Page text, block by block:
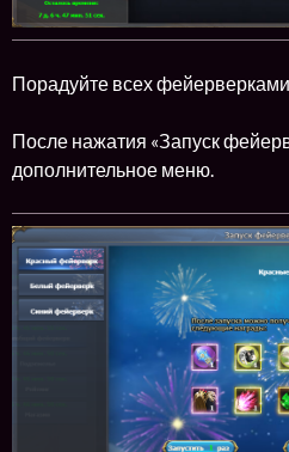
Порадуйте всех фейерверками
После нажатия «Запуск
дополнительное меню.